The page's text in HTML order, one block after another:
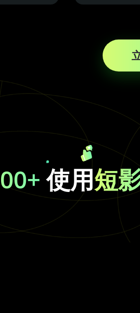
使用短